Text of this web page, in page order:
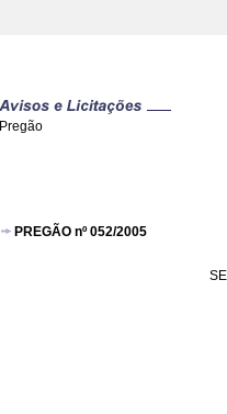
Pregão
PREGÃO nº 052/2005